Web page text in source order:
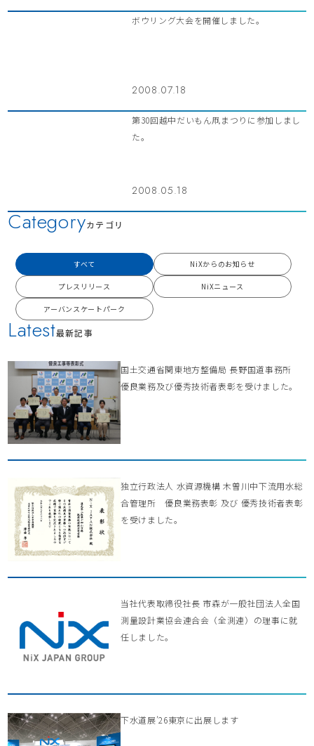
ボウリング大会を開催しました。
2008.07.18
第30回越中だいもん凧まつりに参加しまし
た。
2008.05.18
Latest最新記事
国土交通省関東地方整備局 長野国道事務所
優良業務及び優秀技術者表彰を受けました。
独立行政法人 水資源機構 木曽川中下流用水総
合管理所 優良業務表彰 及び 優秀技術者表彰
を受けました。
当社代表取締役社長 市森が一般社団法人全国
測量設計業協会連合会（全測連）の理事に就
任しました。
下水道展’26東京に出展します
Categoryカテゴリ
すべて NiXからのお知らせ
プレスリリース NiXニュース
アーバンスケートパーク